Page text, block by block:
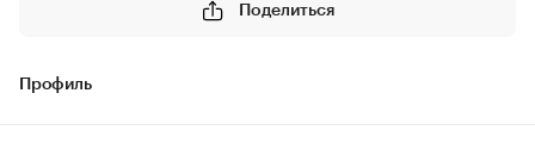
Поделиться
Профиль